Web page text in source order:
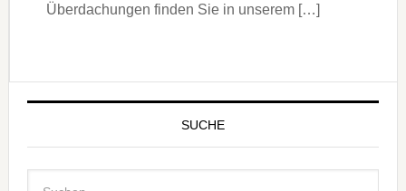
Überdachungen finden Sie in unserem […]
SUCHE